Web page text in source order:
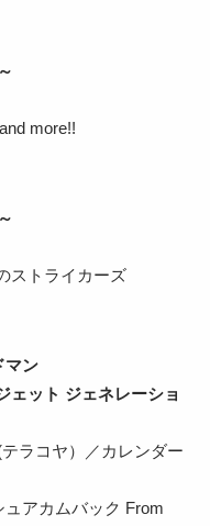
more!!
ストライカーズ
マン
ェット ジェネレーショ
テラコヤ）／カレンダー
ュアカムバック From